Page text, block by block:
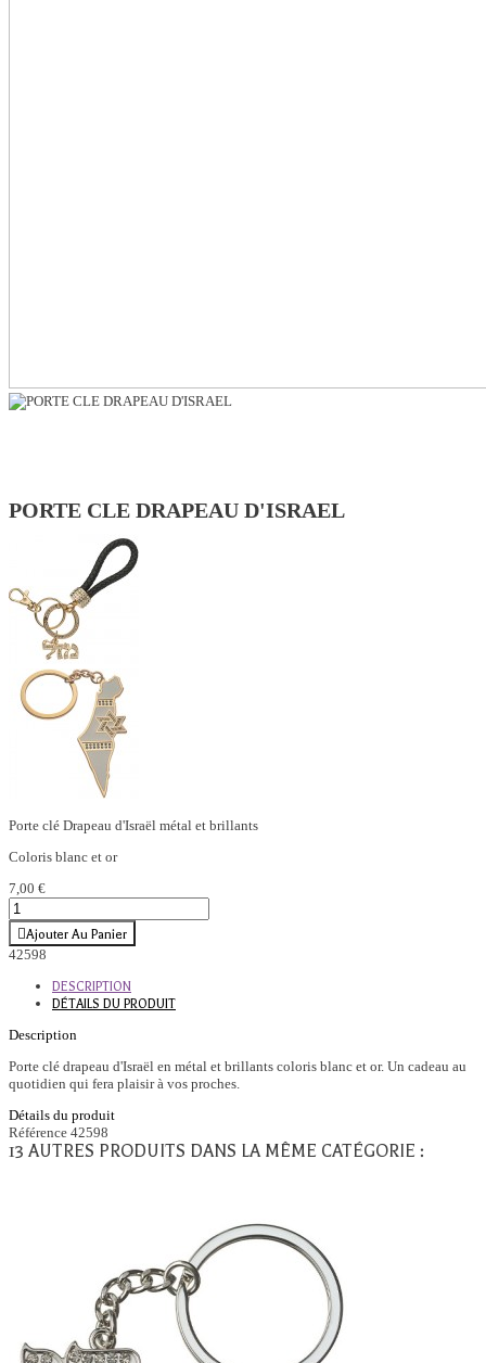
PORTE CLE DRAPEAU D'ISRAEL
Porte clé Drapeau d'Israël métal et brillants
Coloris blanc et or
7,00 €
Ajouter Au Panier
42598
DESCRIPTION
DÉTAILS DU PRODUIT
Description
Porte clé drapeau d'Israël en métal et brillants coloris blanc et or. Un cadeau au
quotidien qui fera plaisir à vos proches.
Détails du produit
Référence 42598
13 AUTRES PRODUITS DANS LA MÊME CATÉGORIE :